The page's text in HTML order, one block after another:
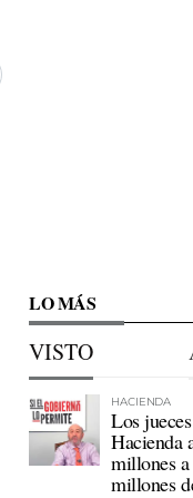
LO MÁS
VISTO
HACIENDA
Los
Hacienda
millones a
millones